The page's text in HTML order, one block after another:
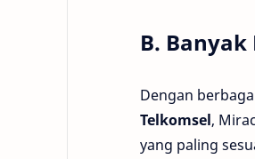
B.
Dengan
Telkomsel,
yang paling